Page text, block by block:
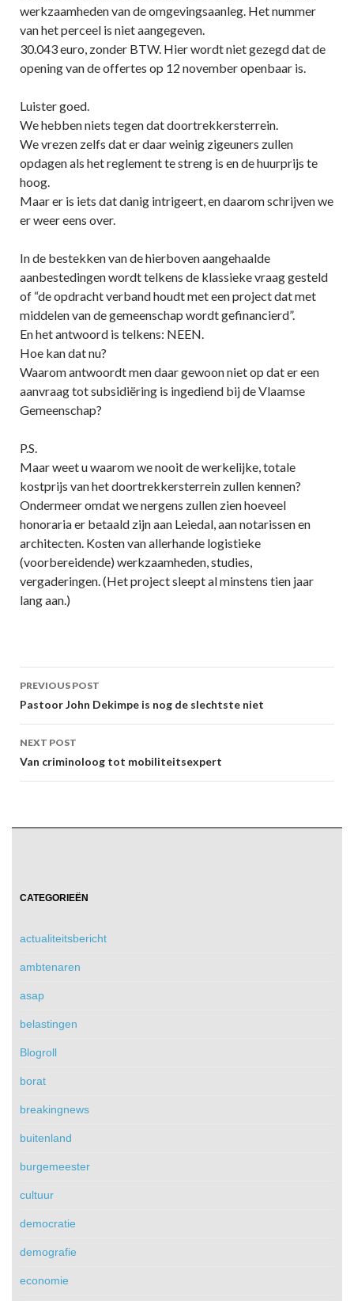
werkzaamheden van de omgevingsaanleg. Het nummer
van het perceel is niet aangegeven.
30.043 euro, zonder BTW. Hier wordt niet gezegd dat de
opening van de offertes op 12 november openbaar is.
Luister goed.
We hebben niets tegen dat doortrekkersterrein.
We vrezen zelfs dat er daar weinig zigeuners zullen
opdagen als het reglement te streng is en de huurprijs te
hoog.
Maar er is iets dat danig intrigeert, en daarom schrijven we
er weer eens over.
In de bestekken van de hierboven aangehaalde
aanbestedingen wordt telkens de klassieke vraag gesteld
of “de opdracht verband houdt met een project dat met
middelen van de gemeenschap wordt gefinancierd”.
En het antwoord is telkens: NEEN.
Hoe kan dat nu?
Waarom antwoordt men daar gewoon niet op dat er een
aanvraag tot subsidiëring is ingediend bij de Vlaamse
Gemeenschap?
P.S.
Maar weet u waarom we nooit de werkelijke, totale
kostprijs van het doortrekkersterrein zullen kennen?
Ondermeer omdat we nergens zullen zien hoeveel
honoraria er betaald zijn aan Leiedal, aan notarissen en
architecten. Kosten van allerhande logistieke
(voorbereidende) werkzaamheden, studies,
vergaderingen. (Het project sleept al minstens tien jaar
lang aan.)
Post
navigation
PREVIOUS POST
Pastoor John Dekimpe is nog de slechtste niet
NEXT POST
Van criminoloog tot mobiliteitsexpert
CATEGORIEËN
actualiteitsbericht
ambtenaren
asap
belastingen
Blogroll
borat
breakingnews
buitenland
burgemeester
cultuur
democratie
demografie
economie